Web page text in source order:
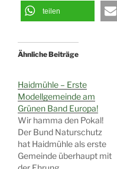
teilen
Ähnliche Beiträge
Haidmühle – Erste
Modellgemeinde am
Grünen Band Europa!
Wir hamma den Pokal!
Der Bund Naturschutz
hat Haidmühle als erste
Gemeinde überhaupt mit